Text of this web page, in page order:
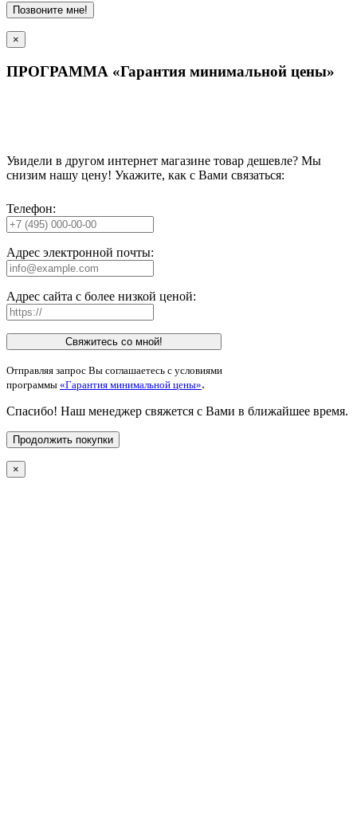
Позвоните мне!
×
ПРОГРАММА «Гарантия минимальной цены»
Увидели в другом интернет магазине товар дешевле? Мы
снизим нашу цену! Укажите, как с Вами связаться:
Телефон:
Адрес электронной почты:
Адрес сайта с более низкой ценой:
Свяжитесь со мной!
Отправляя запрос Вы соглашаетесь с условиями
программы «Гарантия минимальной цены».
Спасибо! Наш менеджер свяжется с Вами в ближайшее время.
Продолжить покупки
×